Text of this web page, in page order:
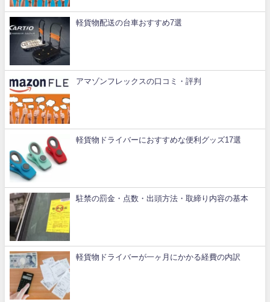
軽貨物配送の台車おすすめ7選
アマゾンフレックスの口コミ・評判
軽貨物ドライバーにおすすめな便利グッズ17選
駐禁の罰金・点数・出頭方法・取締り内容の基本
軽貨物ドライバーが一ヶ月にかかる経費の内訳